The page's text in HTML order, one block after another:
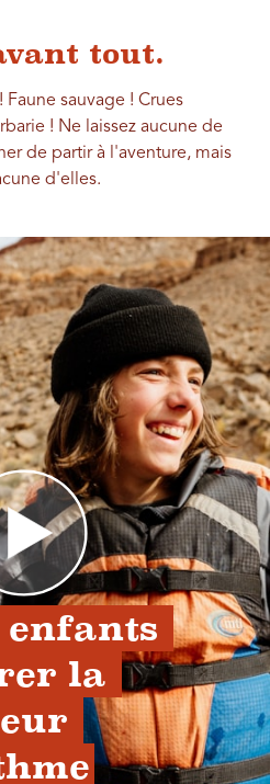
tout.
Faune sauvage ! Crues
! Ne laissez aucune de
de partir à l'aventure, mais
d'elles.
la